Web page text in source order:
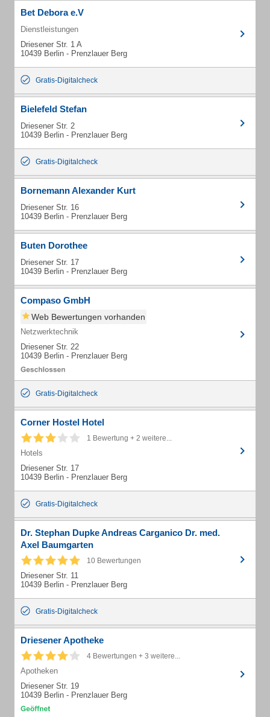
Bet Debora e.V
Dienstleistungen
Driesener Str. 1 A
10439 Berlin - Prenzlauer Berg
Gratis-Digitalcheck
Bielefeld Stefan
Driesener Str. 2
10439 Berlin - Prenzlauer Berg
Gratis-Digitalcheck
Bornemann Alexander Kurt
Driesener Str. 16
10439 Berlin - Prenzlauer Berg
Buten Dorothee
Driesener Str. 17
10439 Berlin - Prenzlauer Berg
Compaso GmbH
Web Bewertungen vorhanden
Netzwerktechnik
Driesener Str. 22
10439 Berlin - Prenzlauer Berg
Gratis-Digitalcheck
Corner Hostel Hotel
1 Bewertung + 2 weitere...
Hotels
Driesener Str. 17
10439 Berlin - Prenzlauer Berg
Gratis-Digitalcheck
Dr. Stephan Dupke Andreas Carganico Dr. med.
Axel Baumgarten
10 Bewertungen
Driesener Str. 11
10439 Berlin - Prenzlauer Berg
Gratis-Digitalcheck
Driesener Apotheke
4 Bewertungen + 3 weitere...
Apotheken
Driesener Str. 19
10439 Berlin - Prenzlauer Berg